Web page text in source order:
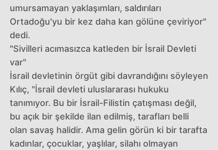
umursamayan yaklaşımları, saldırıları
Ortadoğu'yu bir kez daha kan gölüne çeviriyor"
dedi.
"Sivilleri acımasızca katleden bir İsrail Devleti
var"
İsrail devletinin örgüt gibi davrandığını söyleyen
Kılıç, "İsrail devleti uluslararası hukuku
tanımıyor. Bu bir İsrail-Filistin çatışması değil,
bu açık bir şekilde ilan edilmiş, tarafları belli
olan savaş halidir. Ama gelin görün ki bir tarafta
kadınlar, çocuklar, yaşlılar, silahı olmayan